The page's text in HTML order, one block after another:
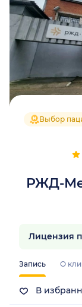
РЖД-
Выбор
Запись О
В
Лицензия